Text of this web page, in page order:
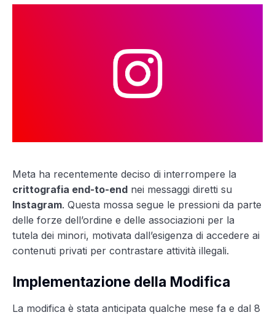
Meta ha recentemente deciso di interrompere la
crittografia end-to-end nei messaggi diretti su
Instagram. Questa mossa segue le pressioni da parte
delle forze dell’ordine e delle associazioni per la
tutela dei minori, motivata dall’esigenza di accedere ai
contenuti privati per contrastare attività illegali.
Implementazione della Modifica
La modifica è stata anticipata qualche mese fa e dal 8